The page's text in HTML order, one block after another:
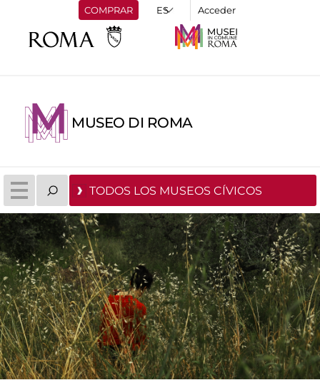
COMPRAR Acceder
MUSEO DI ROMA
TODOS LOS MUSEOS CÍVICOS